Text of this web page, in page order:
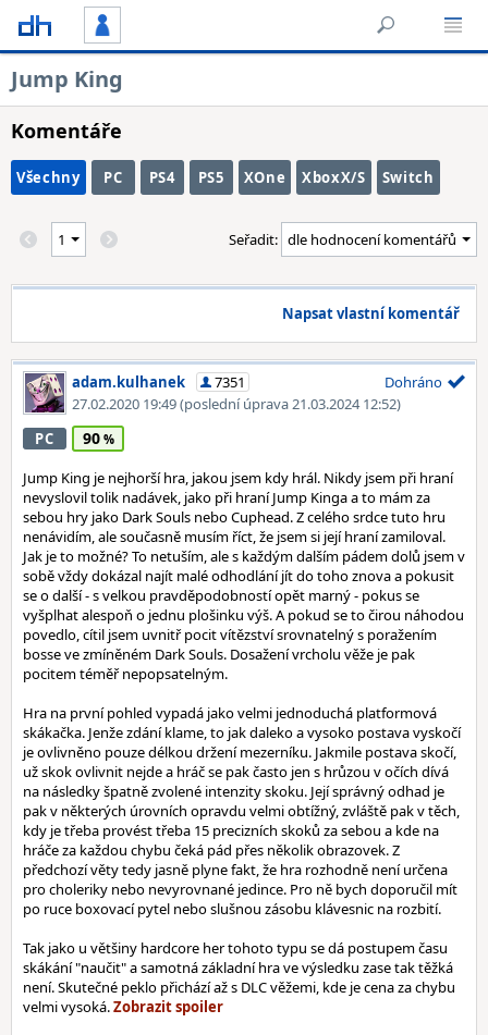
Jump King
Komentáře
Všechny PC PS4 PS5 XOne XboxX/S Switch
Seřadit:
Napsat vlastní komentář
adam.kulhanek
7351
27.02.2020 19:49(poslední úprava 21.03.2024 12:52)
Dohráno
PC 90
Jump King je nejhorší hra, jakou jsem kdy hrál. Nikdy jsem při hraní
nevyslovil tolik nadávek, jako při hraní Jump Kinga a to mám za
sebou hry jako Dark Souls nebo Cuphead. Z celého srdce tuto hru
nenávidím, ale současně musím říct, že jsem si její hraní zamiloval.
Jak je to možné? To netuším, ale s každým dalším pádem dolů jsem v
sobě vždy dokázal najít malé odhodlání jít do toho znova a pokusit
se o další - s velkou pravděpodobností opět marný - pokus se
vyšplhat alespoň o jednu plošinku výš. A pokud se to čirou náhodou
povedlo, cítil jsem uvnitř pocit vítězství srovnatelný s poražením
bosse ve zmíněném Dark Souls. Dosažení vrcholu věže je pak
pocitem téměř nepopsatelným.
Hra na první pohled vypadá jako velmi jednoduchá platformová
skákačka. Jenže zdání klame, to jak daleko a vysoko postava vyskočí
je ovlivněno pouze délkou držení mezerníku. Jakmile postava skočí,
už skok ovlivnit nejde a hráč se pak často jen s hrůzou v očích dívá
na následky špatně zvolené intenzity skoku. Její správný odhad je
pak v některých úrovních opravdu velmi obtížný, zvláště pak v těch,
kdy je třeba provést třeba 15 precizních skoků za sebou a kde na
hráče za každou chybu čeká pád přes několik obrazovek. Z
předchozí věty tedy jasně plyne fakt, že hra rozhodně není určena
pro choleriky nebo nevyrovnané jedince. Pro ně bych doporučil mít
po ruce boxovací pytel nebo slušnou zásobu klávesnic na rozbití.
Tak jako u většiny hardcore her tohoto typu se dá postupem času
skákání "naučit" a samotná základní hra ve výsledku zase tak těžká
není. Skutečné peklo přichází až s DLC věžemi, kde je cena za chybu
velmi vysoká.